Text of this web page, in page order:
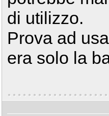
di utilizzo.
Prova ad
era solo la